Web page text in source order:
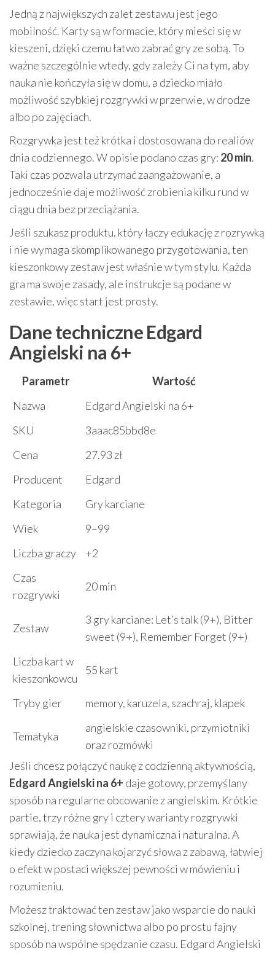
Jedną z największych zalet zestawu jest jego
mobilność. Karty są w formacie, który mieści się w
kieszeni, dzięki czemu łatwo zabrać gry ze sobą. To
ważne szczególnie wtedy, gdy zależy Ci na tym, aby
nauka nie kończyła się w domu, a dziecko miało
możliwość szybkiej rozgrywki w przerwie, w drodze
albo po zajęciach.
Rozgrywka jest też krótka i dostosowana do realiów
dnia codziennego. W opisie podano czas gry: 20 min.
Taki czas pozwala utrzymać zaangażowanie, a
jednocześnie daje możliwość zrobienia kilku rund w
ciągu dnia bez przeciążania.
Jeśli szukasz produktu, który łączy edukację z rozrywką
i nie wymaga skomplikowanego przygotowania, ten
kieszonkowy zestaw jest właśnie w tym stylu. Każda
gra ma swoje zasady, ale instrukcje są podane w
zestawie, więc start jest prosty.
Dane techniczne Edgard
Angielski na 6+
Parametr
Wartość
Nazwa
Edgard Angielski na 6+
SKU
3aaac85bbd8e
Cena
27.93 zł
Producent
Edgard
Kategoria
Gry karciane
Wiek
9–99
Liczba graczy
+2
Czas
rozgrywki
20 min
Zestaw
3 gry karciane: Let’s talk (9+), Bitter
sweet (9+), Remember Forget (9+)
Liczba kart w
kieszonkowcu
55 kart
Tryby gier memory, karuzela, szachraj, klapek
Tematyka
angielskie czasowniki, przymiotniki
oraz rozmówki
Jeśli chcesz połączyć naukę z codzienną aktywnością,
Edgard Angielski na 6+ daje gotowy, przemyślany
sposób na regularne obcowanie z angielskim. Krótkie
partie, trzy różne gry i cztery warianty rozgrywki
sprawiają, że nauka jest dynamiczna i naturalna. A
kiedy dziecko zaczyna kojarzyć słowa z zabawą, łatwiej
o efekt w postaci większej pewności w mówieniu i
rozumieniu.
Możesz traktować ten zestaw jako wsparcie do nauki
szkolnej, trening słownictwa albo po prostu fajny
sposób na wspólne spędzanie czasu. Edgard Angielski